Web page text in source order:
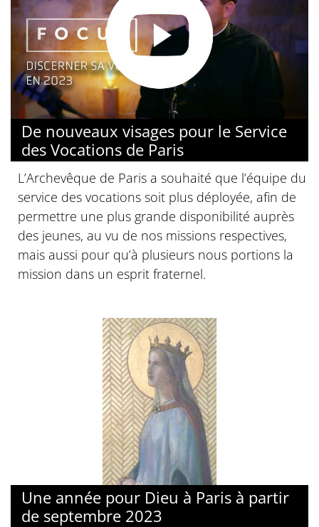
De nouveaux visages pour le Service
des Vocations de Paris
L’Archevêque de Paris a souhaité que l’équipe du
service des vocations soit plus déployée, afin de
permettre une plus grande disponibilité auprès
des jeunes, au vu de nos missions respectives,
mais aussi pour qu’à plusieurs nous portions la
mission dans un esprit fraternel.
Une année pour Dieu à Paris à partir
de septembre 2023